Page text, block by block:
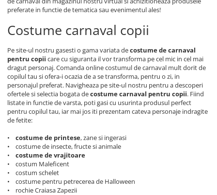
preferate in functie de tematica sau evenimentul ales!
Costume carnaval copii
Pe site-ul nostru gasesti o gama variata decostume de carnaval
pentru copii care cu siguranta il vor transforma pe cel mic in cel mai
dragut personaj. Comanda online costumul de carnaval mult dorit de
copilul tau si ofera-i ocazia de a se transforma, pentru o zi, in
personajul preferat. Navigheaza pe site-ul nostru pentru a descoperi
ofertele si selectia bogata decostume carnaval pentru copii. Fiind
listate in functie de varsta, poti gasi cu usurinta produsul perfect
pentru copilul tau, iar mai jos iti prezentam cateva personaje indragite
de fetite:
• costume de printese, zane si ingerasi
• costume de insecte, fructe si animale
• costume de vrajitoare
• costum Maleficent
• costum schelet
• costume pentru petrecerea de Halloween
• rochie Craiasa Zapezii